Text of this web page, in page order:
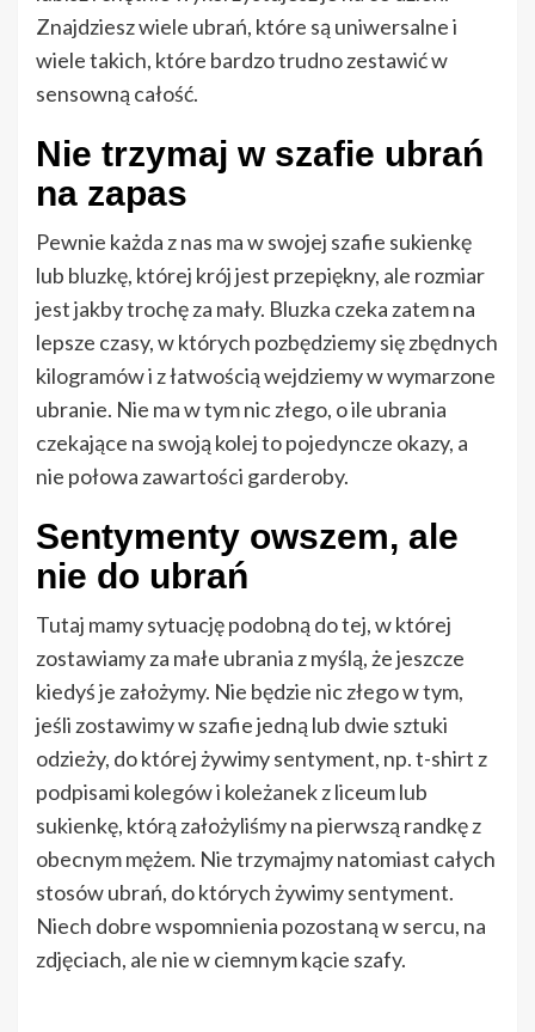
Znajdziesz wiele ubrań, które są uniwersalne i
wiele takich, które bardzo trudno zestawić w
sensowną całość.
Nie trzymaj w szafie ubrań
na zapas
Pewnie każda z nas ma w swojej szafie sukienkę
lub bluzkę, której krój jest przepiękny, ale rozmiar
jest jakby trochę za mały. Bluzka czeka zatem na
lepsze czasy, w których pozbędziemy się zbędnych
kilogramów i z łatwością wejdziemy w wymarzone
ubranie. Nie ma w tym nic złego, o ile ubrania
czekające na swoją kolej to pojedyncze okazy, a
nie połowa zawartości garderoby.
Sentymenty owszem, ale
nie do ubrań
Tutaj mamy sytuację podobną do tej, w której
zostawiamy za małe ubrania z myślą, że jeszcze
kiedyś je założymy. Nie będzie nic złego w tym,
jeśli zostawimy w szafie jedną lub dwie sztuki
odzieży, do której żywimy sentyment, np. t-shirt z
podpisami kolegów i koleżanek z liceum lub
sukienkę, którą założyliśmy na pierwszą randkę z
obecnym mężem. Nie trzymajmy natomiast całych
stosów ubrań, do których żywimy sentyment.
Niech dobre wspomnienia pozostaną w sercu, na
zdjęciach, ale nie w ciemnym kącie szafy.